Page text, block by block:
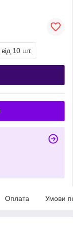
від 10 шт.
Оплата Умови